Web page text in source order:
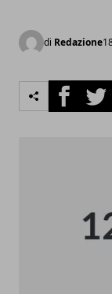
di Redazione
Facebook